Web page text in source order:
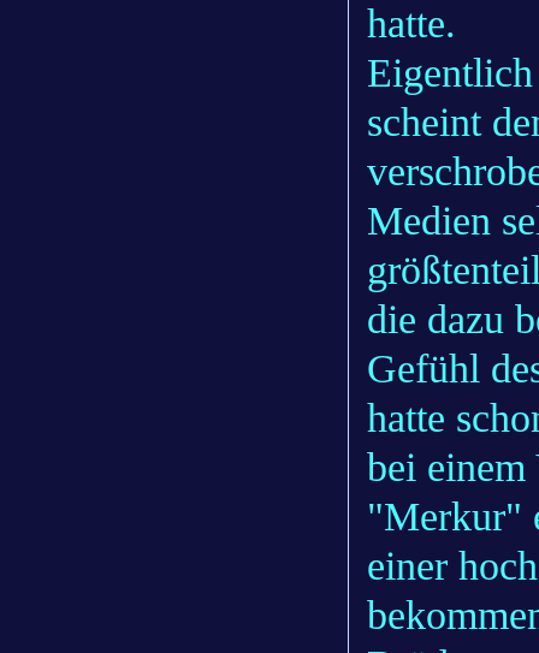
hatte.
scheint
Medien
die dazu
Gefühl
hatte
bei einem
"Merkur"
einer